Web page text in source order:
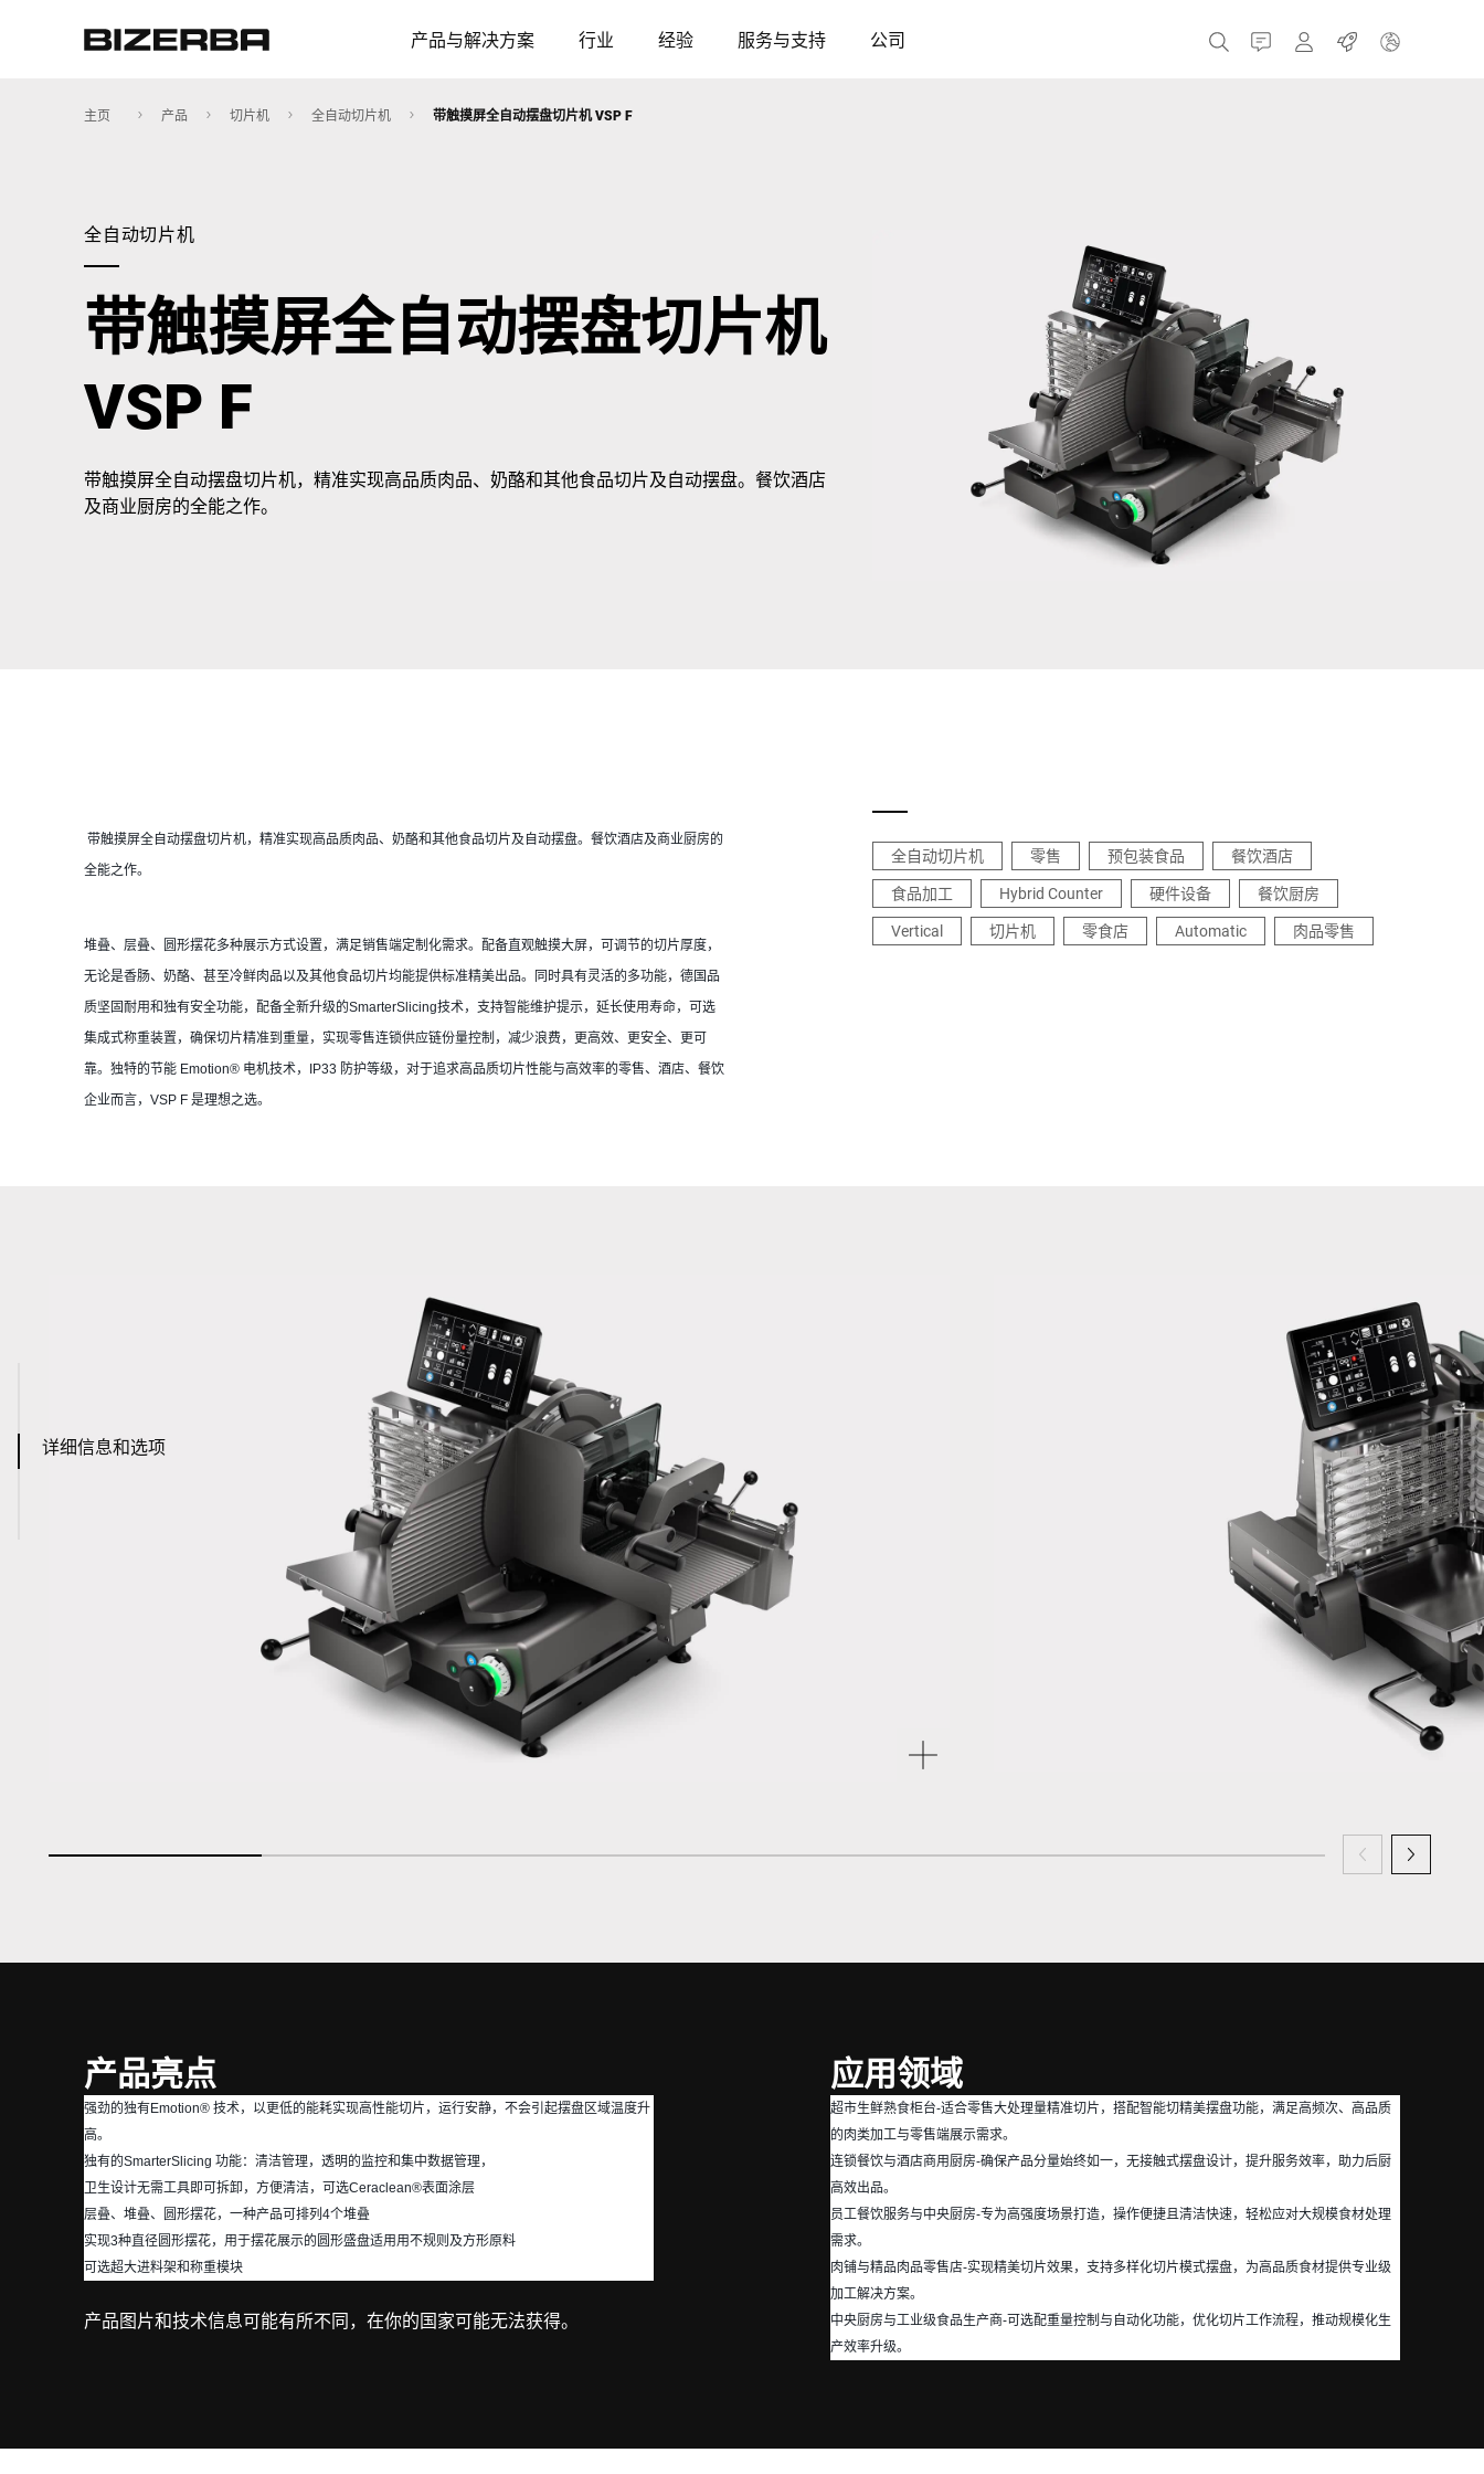
产品与解决方案 行业 经验 服务与支持 公司 接触 MyBizerba
职业
匈牙利 荷兰
俄罗斯
塞尔维亚 西班牙
乌克兰
美国
亚洲
澳大利亚
非洲
主页 产品 切片机 全自动切片机 带触摸屏全自动摆盘切片机 VSP F
全自动切片机
带触摸屏全自动摆盘切片机
VSP F
带触摸屏全自动摆盘切片机，精准实现高品质肉品、奶酪和其他食品切片及自动摆盘。餐饮酒店
及商业厨房的全能之作。
全能之作。
堆叠、层叠、圆形摆花多种展示方式设置，满足销售端定制化需求。配备直观触摸大屏，可调节的切片厚度，
无论是香肠、奶酪、甚至冷鲜肉品以及其他食品切片均能提供标准精美出品。同时具有灵活的多功能，德国品
质坚固耐用和独有安全功能，配备全新升级的SmarterSlicing技术，支持智能维护提示，延长使用寿命，可选
集成式称重装置，确保切片精准到重量，实现零售连锁供应链份量控制，减少浪费，更高效、更安全、更可
靠。独特的节能 Emotion® 电机技术，IP33 防护等级，对于追求高品质切片性能与高效率的零售、酒店、餐饮
企业而言，VSP F 是理想之选。
全自动切片机 零售 预包装食品
餐饮酒店
食品加工
Hybrid Counter 硬件设备
餐饮厨房
Vertical
切片机 零食店 Automatic 肉品零售
详细信息和选项
产品亮点
强劲的独有Emotion® 技术，以更低的能耗实现高性能切片，运行安静，不会引起摆盘区域温度升
高。
独有的SmarterSlicing 功能：清洁管理，透明的监控和集中数据管理，
卫生设计无需工具即可拆卸，方便清洁，可选Ceraclean®表面涂层
层叠、堆叠、圆形摆花，一种产品可排列4个堆叠
实现3种直径圆形摆花，用于摆花展示的圆形盛盘适用用不规则及方形原料
可选超大进料架和称重模块
产品图片和技术信息可能有所不同，在你的国家可能无法获得。
应用领域
超市生鲜熟食柜台-适合零售大处理量精准切片，搭配智能切精美摆盘功能，满足高频次、高品质
的肉类加工与零售端展示需求。
连锁餐饮与酒店商用厨房-确保产品分量始终如一，无接触式摆盘设计，提升服务效率，助力后厨
高效出品。
员工餐饮服务与中央厨房-专为高强度场景打造，操作便捷且清洁快速，轻松应对大规模食材处理
需求。
肉铺与精品肉品零售店-实现精美切片效果，支持多样化切片模式摆盘，为高品质食材提供专业级
加工解决方案。
中央厨房与工业级食品生产商-可选配重量控制与自动化功能，优化切片工作流程，推动规模化生
产效率升级。